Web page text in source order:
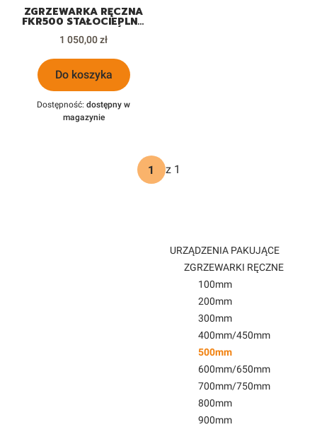
ZGRZEWARKA RĘCZNA
FKR500 STAŁOCIEPLNA
DO FOLII WORKÓW
DOYPACKÓW
Cena
1 050,00 zł
Do koszyka
Dostępność: dostępny w
magazynie
z 1
URZĄDZENIA PAKUJĄCE
ZGRZEWARKI RĘCZNE
100mm
200mm
300mm
400mm/450mm
500mm
600mm/650mm
700mm/750mm
800mm
900mm